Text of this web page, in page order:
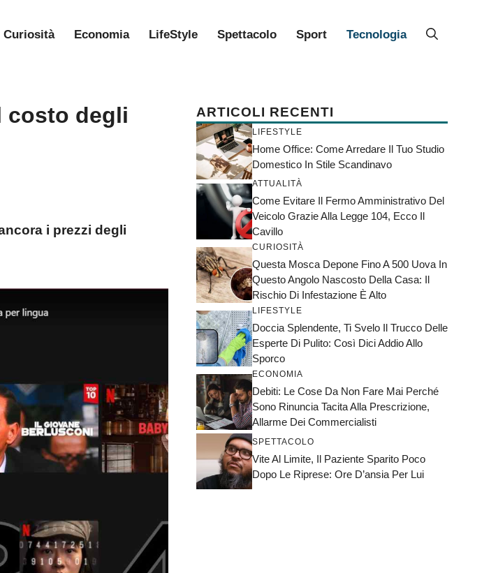
Curiosità Economia LifeStyle Spettacolo Sport Tecnologia
costo degli
i prezzi degli
ARTICOLI RECENTI
LIFESTYLE
Home Office: Come Arredare Il Tuo Studio
Domestico In Stile Scandinavo
ATTUALITÀ
Come Evitare Il Fermo Amministrativo Del
Veicolo Grazie Alla Legge 104, Ecco Il
Cavillo
CURIOSITÀ
Questa Mosca Depone Fino A 500 Uova In
Questo Angolo Nascosto Della Casa: Il
Rischio Di Infestazione È Alto
LIFESTYLE
Doccia Splendente, Ti Svelo Il Trucco Delle
Esperte Di Pulito: Così Dici Addio Allo
Sporco
ECONOMIA
Debiti: Le Cose Da Non Fare Mai Perché
Sono Rinuncia Tacita Alla Prescrizione,
Allarme Dei Commercialisti
SPETTACOLO
Vite Al Limite, Il Paziente Sparito Poco
Dopo Le Riprese: Ore D’ansia Per Lui